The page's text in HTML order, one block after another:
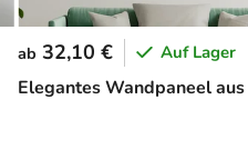
Elegantes Wandpaneel
ab 32,10 € Auf Lager